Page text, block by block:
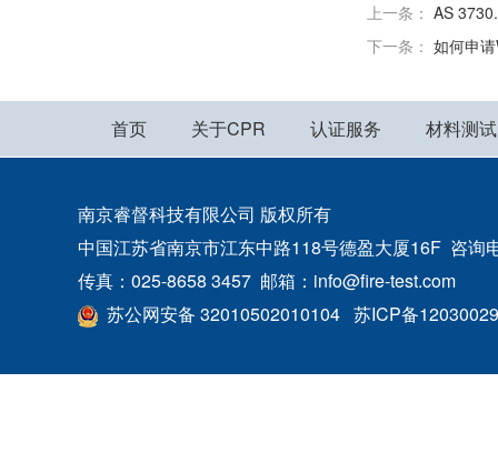
上一条： AS
下一条： 如何申
首页 关于CPR 认证服务 材料测试
南京睿督科技有限公司 版权所有
中国江苏省南京市江东中路118号德盈大厦16F 咨
传真：025-8658 3457 邮箱：info@fire-test.com
苏公网安备 32010502010104 苏ICP备